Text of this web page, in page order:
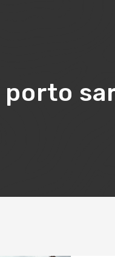
porto